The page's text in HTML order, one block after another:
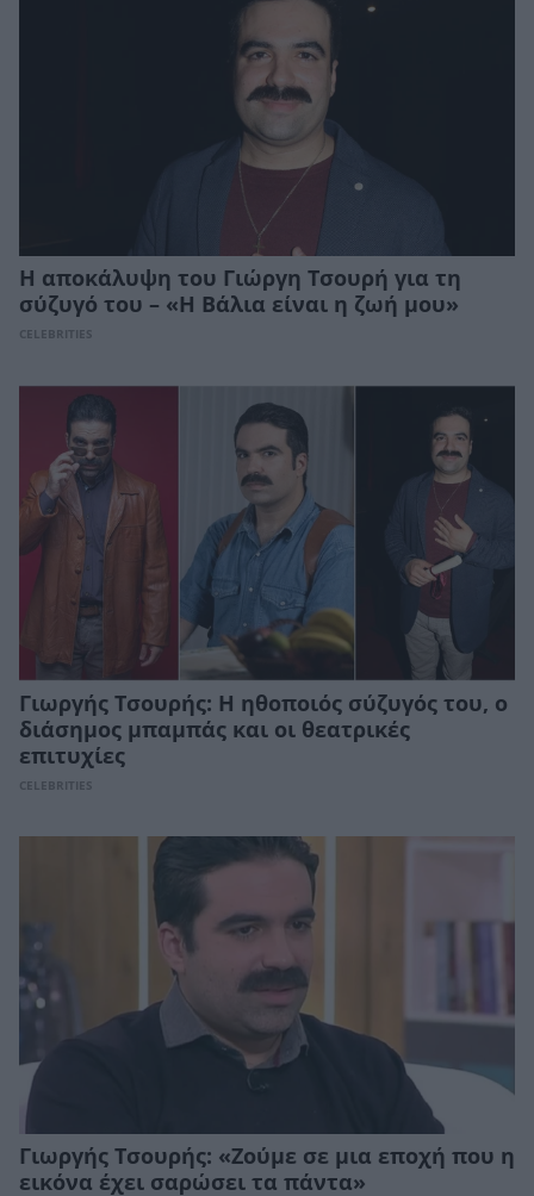
Η αποκάλυψη του Γιώργη Τσουρή για τη
σύζυγό του – «Η Βάλια είναι η ζωή μου»
CELEBRITIES
Γιωργής Τσουρής: Η ηθοποιός σύζυγός του, ο
διάσημος μπαμπάς και οι θεατρικές
επιτυχίες
CELEBRITIES
Γιωργής Τσουρής: «Ζούμε σε μια εποχή που η
εικόνα έχει σαρώσει τα πάντα»